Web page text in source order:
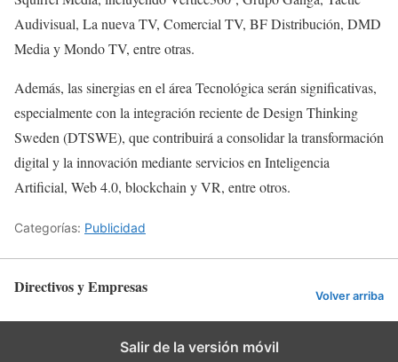
Audivisual, La nueva TV, Comercial TV, BF Distribución, DMD
Media y Mondo TV, entre otras.
Además, las sinergias en el área Tecnológica serán significativas,
especialmente con la integración reciente de Design Thinking
Sweden (DTSWE), que contribuirá a consolidar la transformación
digital y la innovación mediante servicios en Inteligencia
Artificial, Web 4.0, blockchain y VR, entre otros.
Categorías: Publicidad
Directivos y Empresas Volver arriba
Salir de la versión móvil